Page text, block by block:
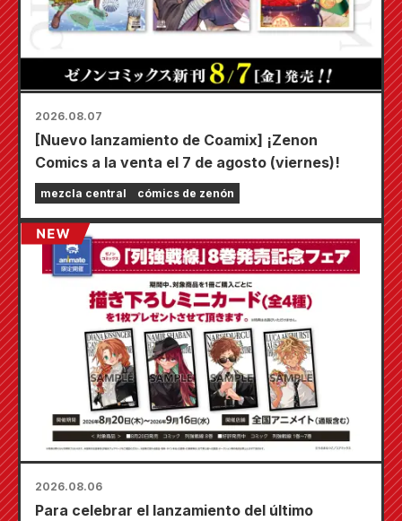
2026.08.07
[Nuevo lanzamiento de Coamix] ¡Zenon
Comics a la venta el 7 de agosto (viernes)!
mezcla central cómics de zenón
2026.08.06
Para celebrar el lanzamiento del último